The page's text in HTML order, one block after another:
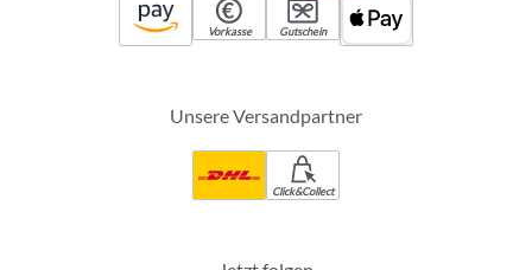
Vorkasse Gutschein
Unsere Versandpartner
Click&Collect